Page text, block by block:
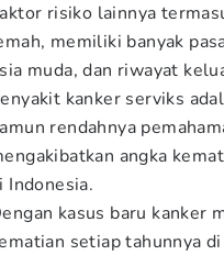
risiko lainnya
memiliki banyak
muda, dan riwayat
kanker serviks
rendahnya
angka
Indonesia.
kasus baru kanker
setiap tahunnya